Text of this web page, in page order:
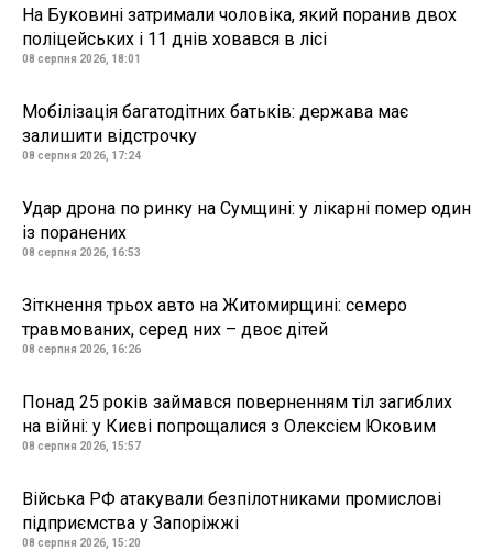
На Буковині затримали чоловіка, який поранив двох
поліцейських і 11 днів ховався в лісі
08 серпня 2026, 18:01
Мобілізація багатодітних батьків: держава має
залишити відстрочку
08 серпня 2026, 17:24
Удар дрона по ринку на Сумщині: у лікарні помер один
із поранених
08 серпня 2026, 16:53
Зіткнення трьох авто на Житомирщині: семеро
травмованих, серед них – двоє дітей
08 серпня 2026, 16:26
Понад 25 років займався поверненням тіл загиблих
на війні: у Києві попрощалися з Олексієм Юковим
08 серпня 2026, 15:57
Війська РФ атакували безпілотниками промислові
підприємства у Запоріжжі
08 серпня 2026, 15:20